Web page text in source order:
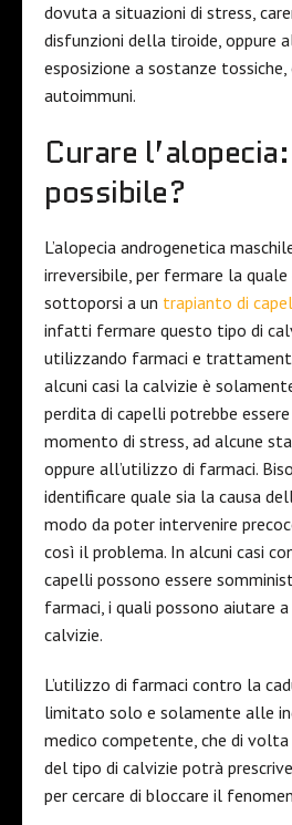
dovuta a situazioni di stress,
disfunzioni della tiroide, oppure
esposizione a sostanze
autoimmuni.
Curare
possibile?
L’alopecia androgenetica
irreversibile, per fermare la quale
sottoporsi a un trapianto di
infatti fermare questo tipo di
utilizzando farmaci e
alcuni casi la calvizie è
perdita di capelli potrebbe
momento di stress, ad alcune
oppure all’utilizzo di farmaci.
identificare quale sia la causa
modo da poter intervenire
così il problema. In alcuni casi
capelli possono essere
farmaci, i quali possono aiutare
calvizie.
L’utilizzo di farmaci contro la
limitato solo e solamente alle
medico competente, che di
del tipo di calvizie potrà
per cercare di bloccare il